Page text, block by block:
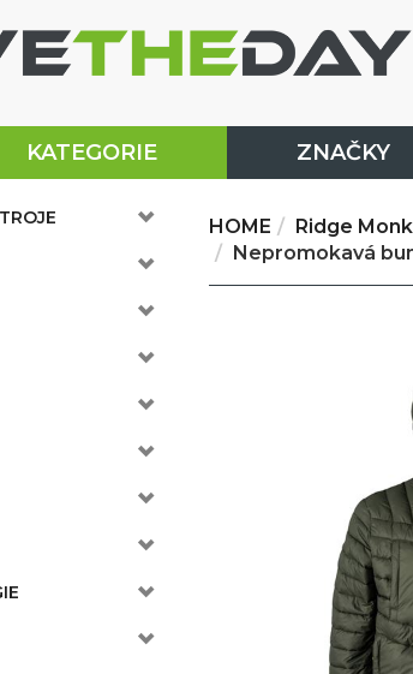
KATEGORIE ZNAČKY
HOME Ridge
Nepromokavá